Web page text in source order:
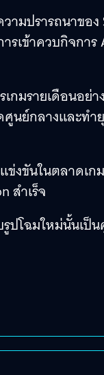
ามปรารถนาขอ
รเข้าควบกิจกา
กมรายเดือนอย่
ศูนย์กลางและท
งขันในตลาดเ
สำเร็จ
โฉมใหม่นั้นเป็